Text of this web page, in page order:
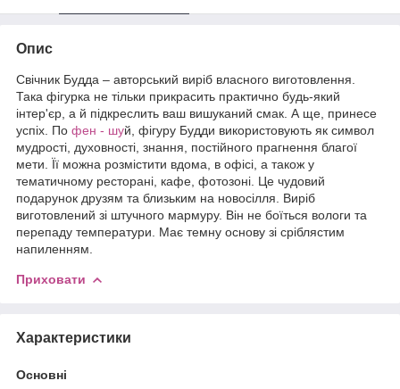
Опис
Свічник Будда – авторський виріб власного виготовлення.
Така фігурка не тільки прикрасить практично будь-який
інтер'єр, а й підкреслить ваш вишуканий смак. А ще, принесе
успіх. По фен - шуй, фігуру Будди використовують як символ
мудрості, духовності, знання, постійного прагнення благої
мети. Її можна розмістити вдома, в офісі, а також у
тематичному ресторані, кафе, фотозоні. Це чудовий
подарунок друзям та близьким на новосілля. Виріб
виготовлений зі штучного мармуру. Він не боїться вологи та
перепаду температури. Має темну основу зі сріблястим
напиленням.
Приховати
Характеристики
Основні